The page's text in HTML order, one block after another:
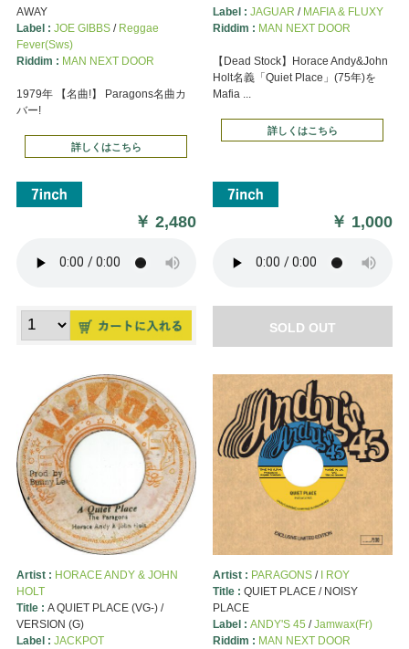
AWAY
Label : JOE GIBBS/ Reggae
Fever(Sws)
Riddim : MAN NEXT DOOR
1979年 【名曲!】 Paragons名曲カ
バー!
詳しくはこちら
￥2,480
Label : JAGUAR / MAFIA & FLUXY
Riddim : MAN NEXT DOOR
【Dead Stock】Horace Andy&John
Holt名義「Quiet Place」(75年)を
Mafia ...
詳しくはこちら
￥ 1,000
SOLD OUT
Artist : HORACE ANDY & JOHN
HOLT
Title : A QUIET PLACE (VG-) /
VERSION (G)
Label : JACKPOT
Artist : PARAGONS/ I ROY
Title : QUIET PLACE / NOISY
PLACE
Label : ANDY'S 45 /Jamwax(Fr)
Riddim : MAN NEXT DOOR